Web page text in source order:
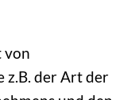
von
z.B. der Art der